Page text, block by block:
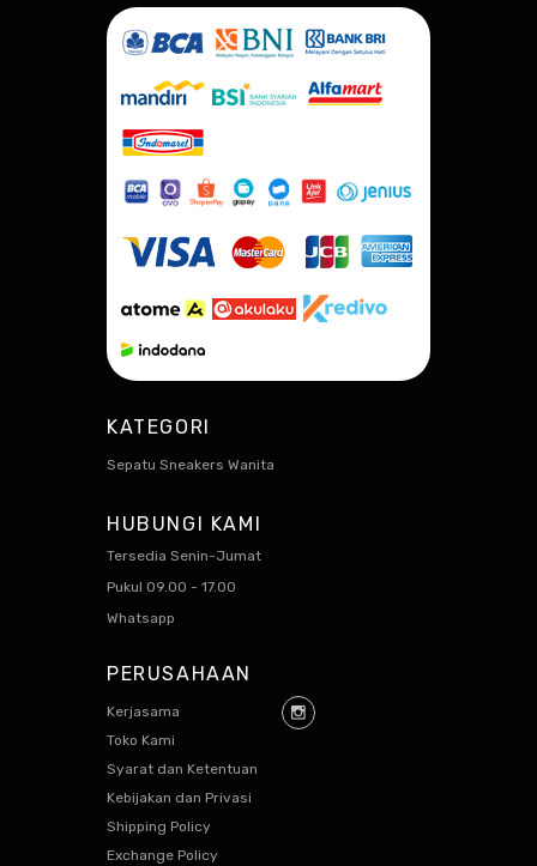
KATEGORI
Sepatu Sneakers Wanita
HUBUNGI KAMI
Tersedia Senin-Jumat
Pukul 09.00 - 17.00
Whatsapp
PERUSAHAAN
Kerjasama
Toko Kami
Syarat dan Ketentuan
Kebijakan dan Privasi
Shipping Policy
Exchange Policy